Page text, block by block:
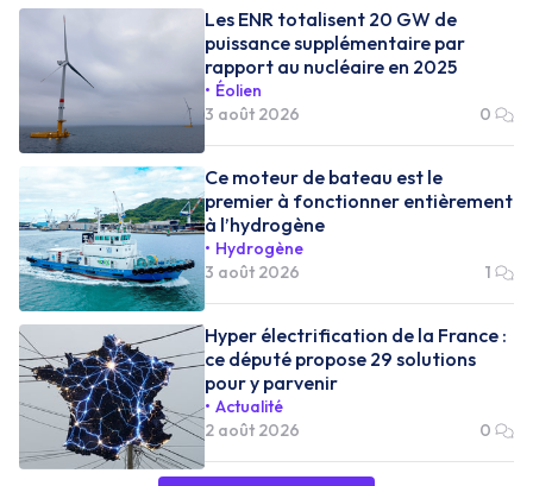
Les ENR totalisent 20 GW de
puissance supplémentaire par
rapport au nucléaire en 2025
Éolien
3 août 2026
0
Ce moteur de bateau est le
premier à fonctionner entièrement
à l’hydrogène
Hydrogène
3 août 2026
1
Hyper électrification de la France :
ce député propose 29 solutions
pour y parvenir
Actualité
2 août 2026
0